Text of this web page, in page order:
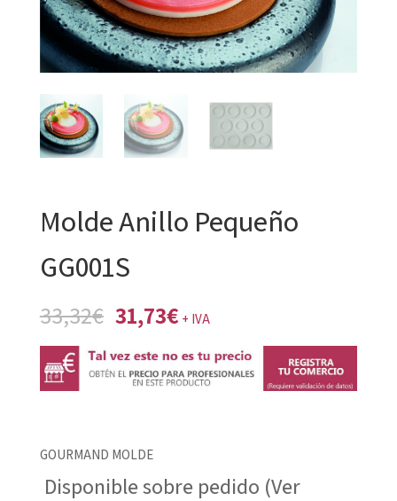
Molde Anillo Pequeño
GG001S
33,32€ El
original
era:
31,73€El
actual
es:
+ IVA
GOURMAND MOLDE
Disponible sobre pedido (Ver